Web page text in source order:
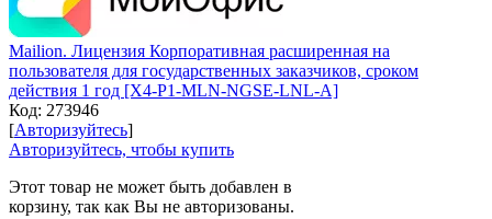
Mailion. Лицензия Корпоративная расширенная на
пользователя для государственных заказчиков, сроком
действия 1 год [X4-P1-MLN-NGSE-LNL-A]
Код: 273946
[Авторизуйтесь]
Авторизуйтесь, чтобы купить
Этот товар не может быть добавлен в
корзину, так как Вы не авторизованы.